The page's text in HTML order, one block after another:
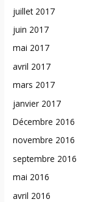
juillet 2017
juin 2017
mai 2017
avril 2017
mars 2017
janvier 2017
Décembre 2016
novembre 2016
septembre 2016
mai 2016
avril 2016